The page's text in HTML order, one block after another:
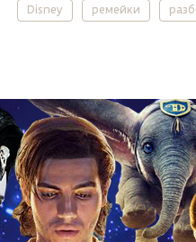
Disney ремейки